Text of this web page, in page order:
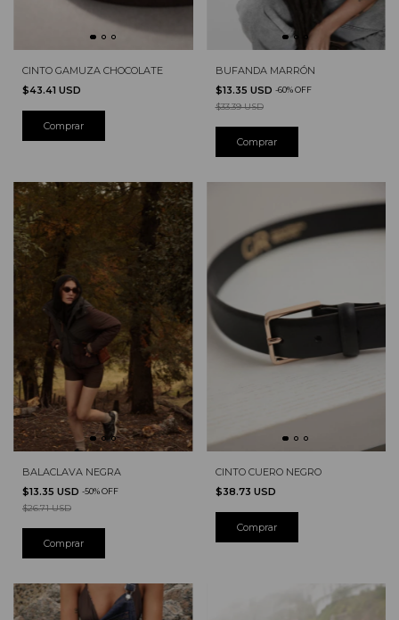
CINTO GAMUZA CHOCOLATE
$43.41 USD
Comprar
BUFANDA MARRÓN
$13.35 USD -60%OFF
$33.39 USD
BALACLAVA NEGRA
$13.35 USD -50%OFF
$26.71 USD
CINTO CUERO NEGRO
$38.73 USD
Comprar